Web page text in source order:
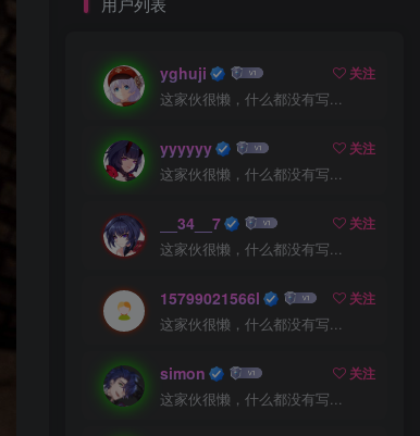
yghuji
关注
这家伙很懒，什么都没有写...
yyyyyy
关注
这家伙很懒，什么都没有写...
__34__7
关注
这家伙很懒，什么都没有写...
15799021566l
关注
这家伙很懒，什么都没有写...
simon
关注
这家伙很懒，什么都没有写...